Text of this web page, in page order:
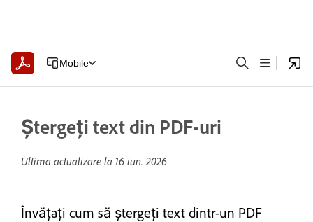
Mobile
Ștergeți text din PDF-uri
Ultima actualizare la 16 iun. 2026
Învățați cum să ștergeți text dintr-un PDF